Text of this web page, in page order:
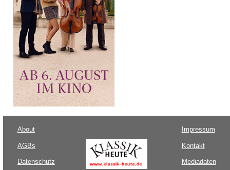
About
AGBs
Datenschutz
Impressum
Kontakt
Mediadaten